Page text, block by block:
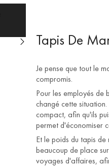
Tapis De
Je pense que tout le
compromis.
Pour les employés de
changé cette
compact, afin qu'ils
permet d'économiser
Et le poids du tapis
beaucoup de place
voyages d'affaires,